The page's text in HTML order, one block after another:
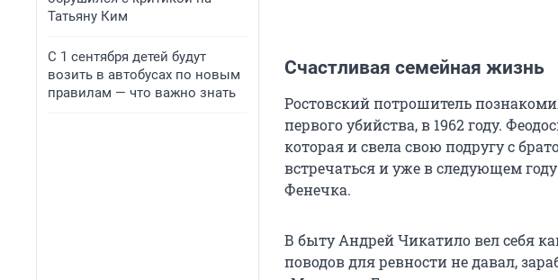
Татьяну Ким
С 1 сентября детей будут
возить в автобусах по новым
правилам — что важно знать
Счастливая семейная жизнь
Ростовский потрошитель
первого убийства, в 1962 году.
которая и свела свою подругу с
встречаться и уже в следующем
Фенечка.
В быту Андрей Чикатило вел себя
поводов для ревности не давал,